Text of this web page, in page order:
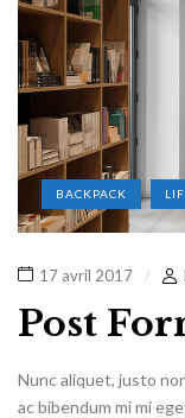
BACKPACK
17 avril 2017
Post
Nunc aliquet, justo
ac bibendum mi mi